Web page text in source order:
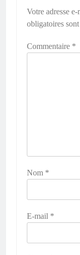
Votre adresse
obligatoires
Commentaire *
Nom *
E-mail *